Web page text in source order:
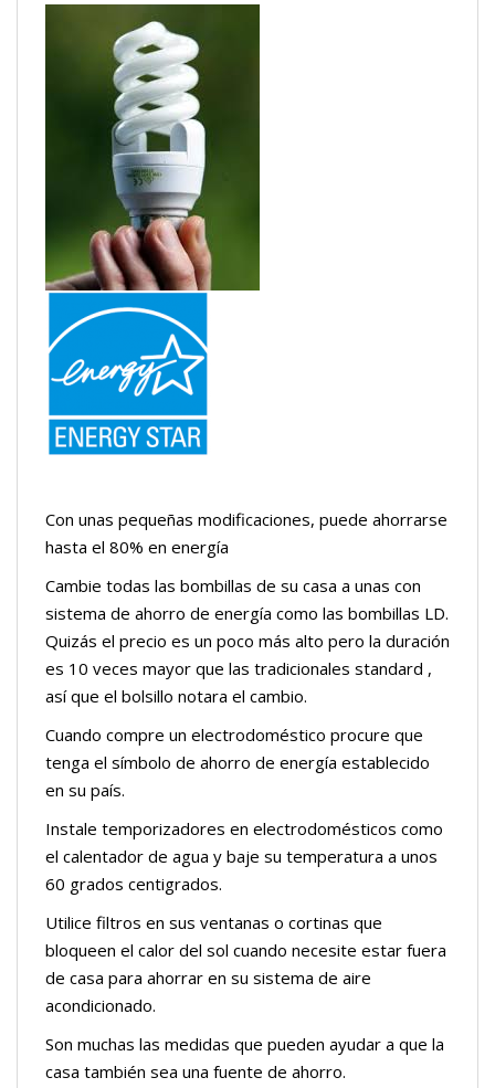
Con unas pequeñas modificaciones, puede ahorrarse
hasta el 80% en energía
Cambie todas las bombillas de su casa a unas con
sistema de ahorro de energía como las bombillas LD.
Quizás el precio es un poco más alto pero la duración
es 10 veces mayor que las tradicionales standard ,
así que el bolsillo notara el cambio.
Cuando compre un electrodoméstico procure que
tenga el símbolo de ahorro de energía establecido
en su país.
Instale temporizadores en electrodomésticos como
el calentador de agua y baje su temperatura a unos
60 grados centigrados.
Utilice filtros en sus ventanas o cortinas que
bloqueen el calor del sol cuando necesite estar fuera
de casa para ahorrar en su sistema de aire
acondicionado.
Son muchas las medidas que pueden ayudar a que la
casa también sea una fuente de ahorro.